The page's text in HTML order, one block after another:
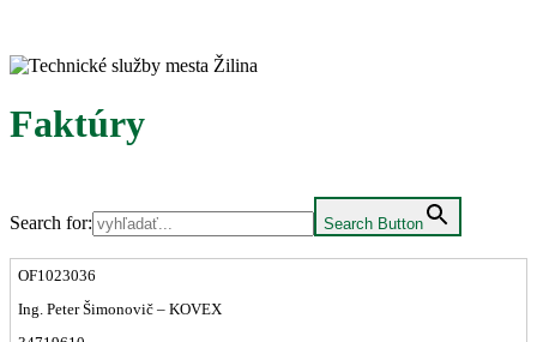
Faktúry
Search for: Search Button
OF1023036
Ing. Peter Šimonovič – KOVEX